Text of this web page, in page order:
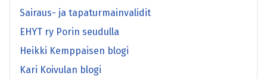
Sairaus- ja tapaturmainvalidit
EHYT ry Porin seudulla
Heikki Kemppaisen blogi
Kari Koivulan blogi